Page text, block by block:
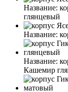
Название:
глянцевый
Название:
Название:
Кашемир